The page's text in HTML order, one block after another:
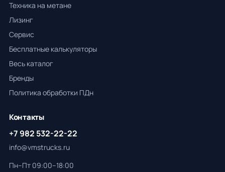
Техника на метане
Лизинг
Сервис
Бесплатные калькуляторы
Весь каталог
Бренды
Политика обработки ПДн
Контакты
+7 982 532-22-22
info@vmstrucks.ru
Пн–Пт 09:00–18:00